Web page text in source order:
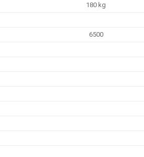
180 kg
6500